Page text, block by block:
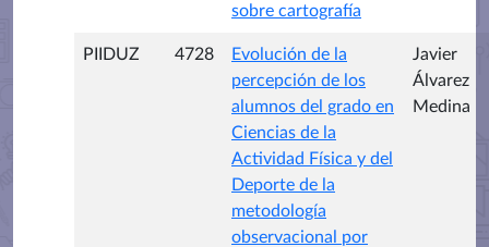
sobre cartografía
PIIDUZ 4728
Evolución de la
percepción de los
alumnos del grado en
Ciencias de la
Actividad Física y del
Deporte de la
metodología
observacional por
Javier
Álvarez
Medina